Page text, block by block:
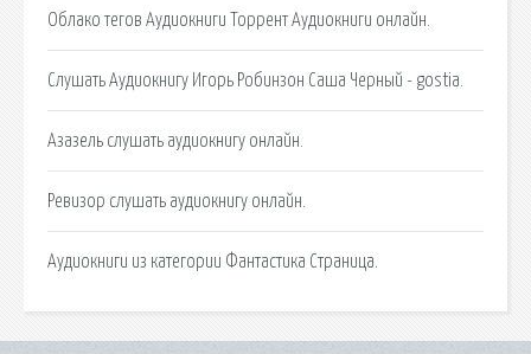
Облако тегов Аудиокниги Торрент Аудиокниги онлайн.
Слушать Аудиокнигу Игорь Робинзон Саша Черный - gostia.
Азазель слушать аудиокнигу онлайн.
Ревизор слушать аудиокнигу онлайн.
Аудиокниги из категории Фантастика Страница.